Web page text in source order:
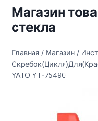
Перейти
содержимому
Магазин
стекла
Главная / Магазин /
YATO YT-75490